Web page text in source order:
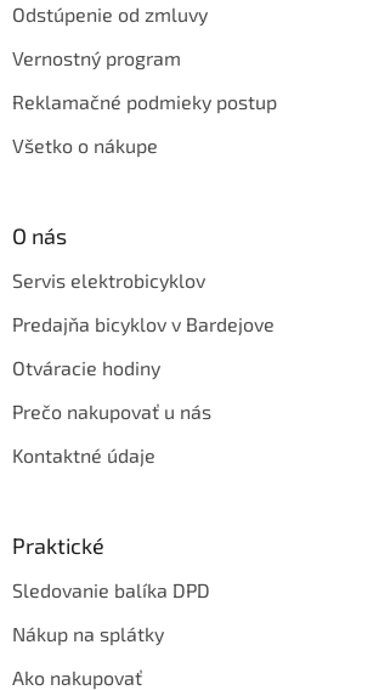
Odstúpenie od zmluvy
Vernostný program
Reklamačné podmieky postup
Všetko o nákupe
O nás
Servis elektrobicyklov
Predajňa bicyklov v Bardejove
Otváracie hodiny
Prečo nakupovať u nás
Kontaktné údaje
Praktické
Sledovanie balíka DPD
Nákup na splátky
Ako nakupovať